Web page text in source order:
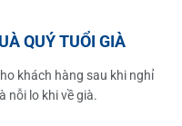
QUÝ TUỔI GIÀ
khách hàng sau khi nghỉ
nỗi lo khi về già.